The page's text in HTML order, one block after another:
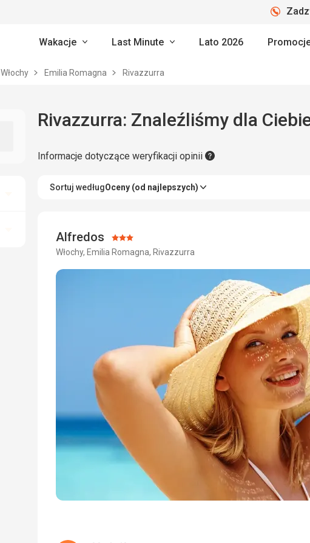
Wakacje Last Minute Lato 2026
Włochy Emilia Romagna Rivazzurra
Rivazzurra: Znaleźliśmy dla
Informacje dotyczące weryfikacji opinii
Sortuj wedługOceny (od najlepszych)
Alfredos Ocena:
3/5
Włochy, Emilia Romagna, Rivazzurra